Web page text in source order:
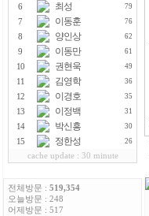
6 최성 79
7 이동훈 76
8 양인상 62
9 이동만 61
10 권현욱 49
11 김영학 36
12 이경호 35
13 이정백 31
14 박신흥 30
15 정한성 26
cache update : 30 minute
전체방문 : 519,354
오늘방문 : 248
어제방문 : 517